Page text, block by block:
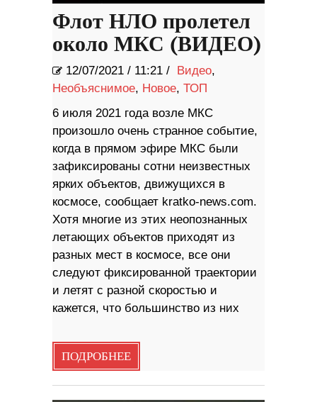
Флот НЛО пролетел
около МКС (ВИДЕО)
12/07/2021 / 11:21 / Видео,
Необъяснимое, Новое, ТОП
6 июля 2021 года возле МКС
произошло очень странное событие,
когда в прямом эфире МКС были
зафиксированы сотни неизвестных
ярких объектов, движущихся в
космосе, сообщает kratko-news.com.
Хотя многие из этих неопознанных
летающих объектов приходят из
разных мест в космосе, все они
следуют фиксированной траектории
и летят с разной скоростью и
кажется, что большинство из них
ПОДРОБНЕЕ